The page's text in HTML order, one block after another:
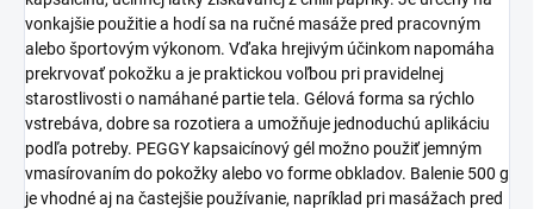
vonkajšie použitie a hodí sa na ručné masáže pred pracovným
alebo športovým výkonom. Vďaka hrejivým účinkom napomáha
prekrvovať pokožku a je praktickou voľbou pri pravidelnej
starostlivosti o namáhané partie tela. Gélová forma sa rýchlo
vstrebáva, dobre sa rozotiera a umožňuje jednoduchú aplikáciu
podľa potreby. PEGGY kapsaicínový gél možno použiť jemným
vmasírovaním do pokožky alebo vo forme obkladov. Balenie 500 g
je vhodné aj na častejšie používanie, napríklad pri masážach pred